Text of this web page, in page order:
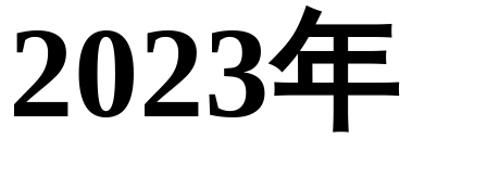
2023年